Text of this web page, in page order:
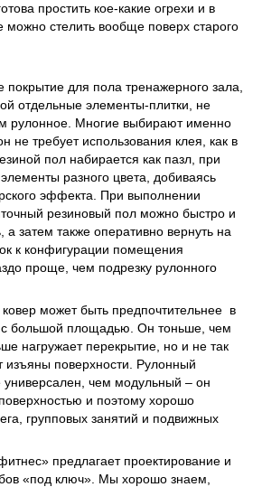
простить кое-какие огрехи и в
можно стелить вообще поверх старого
для пола тренажерного зала,
отдельные элементы-плитки, не
рулонное. Многие выбирают именно
не требует использования клея, как в
пол набирается как пазл, при
разного цвета, добиваясь
эффекта. При выполнении
резиновый пол можно быстро и
а затем также оперативно вернуть на
к конфигурации помещения
проще, чем подрезку рулонного
может быть предпочтительнее в
с большой площадью. Он тоньше, чем
нагружает перекрытие, но и не так
изъяны поверхности. Рулонный
чем модульный – он
и поэтому хорошо
групповых занятий и подвижных
предлагает проектирование и
«под ключ». Мы хорошо знаем,